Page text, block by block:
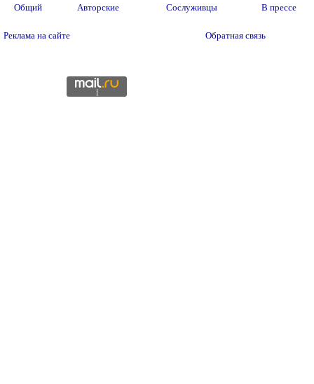
Общий Авторские Сослуживцы В прессе
Реклама на сайте Обратная связь